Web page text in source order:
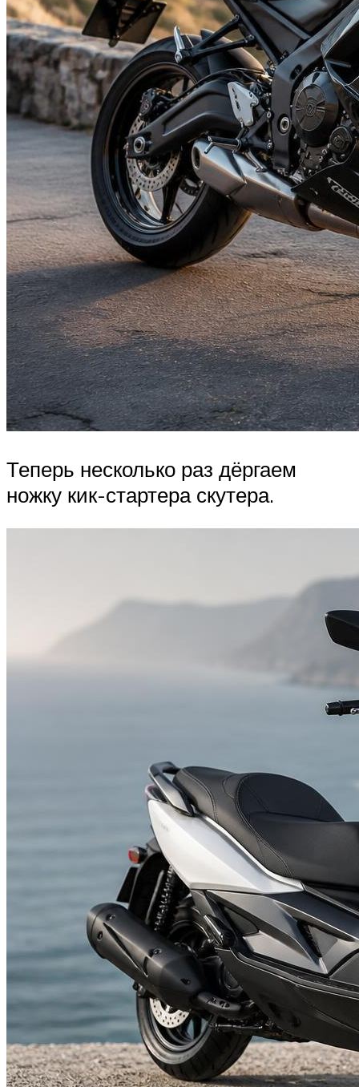
Теперь несколько раз дёргаем
ножку кик-стартера скутера.